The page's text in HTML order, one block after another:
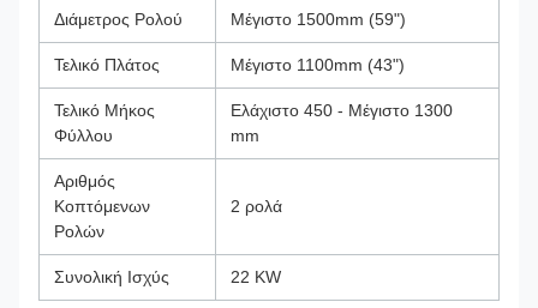
Διάμετρος Ρολού Μέγιστο 1500mm (59")
Τελικό Πλάτος Μέγιστο 1100mm (43")
Τελικό Μήκος
Φύλλου
Ελάχιστο 450 - Μέγιστο 1300
mm
Αριθμός
Κοπτόμενων
Ρολών
2 ρολά
Συνολική Ισχύς 22 KW